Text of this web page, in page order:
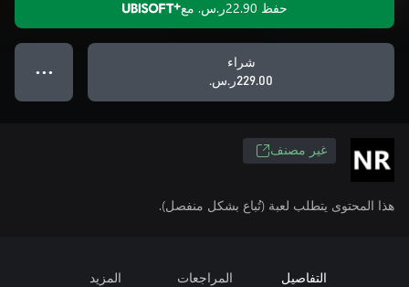
حفظ ‪ر.س.‏‎22.90‬ مع
شراء
‪ر.س.‏‎229.00‬
● ● ●
غير مصنف
هذا المحتوى يتطلب لعبة (تُباع بشكل منفصل).
التفاصيل المراجعات المزيد